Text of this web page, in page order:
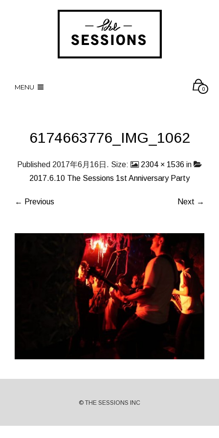
MENU 0
6174663776_IMG_1062
Published 2017年6月16日 . Size: 2304 × 1536 in
2017.6.10 The Sessions 1st Anniversary Party
← Previous Next →
© THE SESSIONS INC